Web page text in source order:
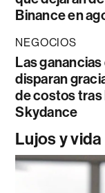
Binance en
NEGOCIOS
Las
disparan
de costos
Skydance
Lujos y